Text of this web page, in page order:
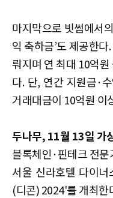
마지막으로 빗썸에서
익 축하금’도 제공한
뤄지며 연 최대 10억
다. 단, 연간 지원금·
거래대금이 10억원 이
두나무, 11월 13일 가
블록체인·핀테크 전
서울 신라호텔 다이
(디콘) 2024'를 개최한